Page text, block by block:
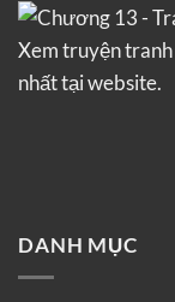
Xem truyện tranh
nhất tại website.
DANH MỤC